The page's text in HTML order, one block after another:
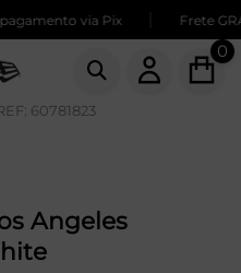
via Pix Frete
0
60781823
Angeles